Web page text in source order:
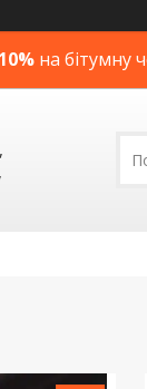
на бітумну